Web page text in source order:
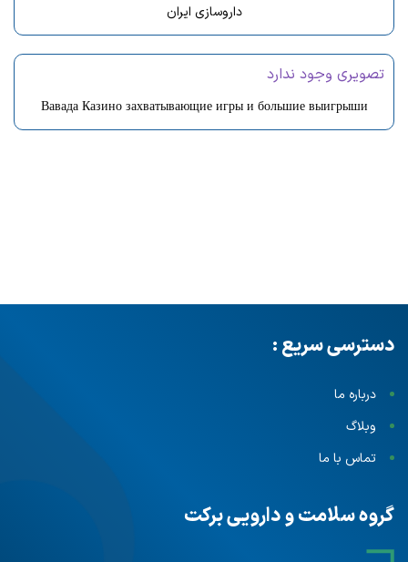
داروسازی ایران
تصویری وجود ندارد
Вавада Казино захватывающие игры и большие выигрыши
دسترسی سریع :
درباره ما
وبلاگ
تماس با ما
گروه سلامت و دارویی برکت